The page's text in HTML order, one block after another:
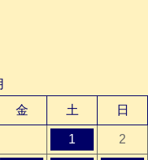
金 土 日
1 2